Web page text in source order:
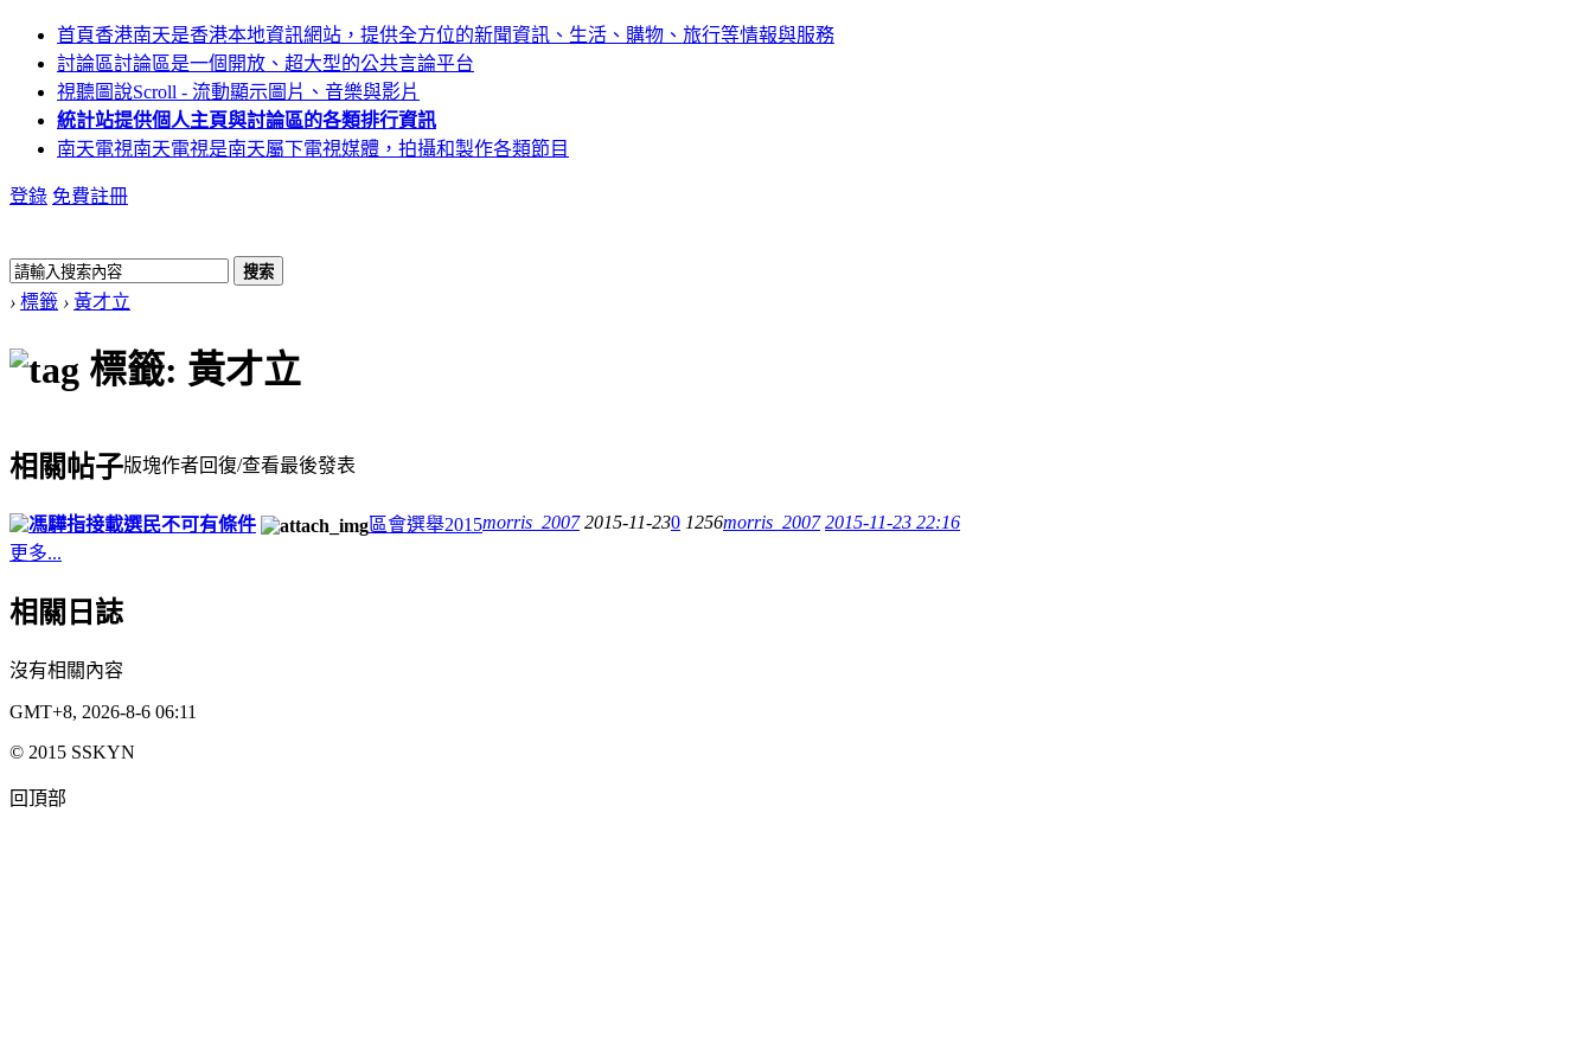
首頁香港南天是香港本地資訊網站，提供全方位的新聞資訊、生活、購物、旅行等情報與服務
討論區討論區是一個開放、超大型的公共言論平台
視聽圖說Scroll - 流動顯示圖片、音樂與影片
統計站提供個人主頁與討論區的各類排行資訊
南天電視南天電視是南天屬下電視媒體，拍攝和製作各類節目
登錄 免費註冊
搜索
› 標籤 › 黃才立
標籤: 黃才立
相關帖子版塊作者回復/查看最後發表
馮驊指接載選民不可有條件 區會選舉2015morris_2007 2015-11-230 1256morris_2007 2015-11-23 22:16
更多...
相關日誌
沒有相關內容
GMT+8, 2026-8-6 06:11
© 2015 SSKYN
回頂部